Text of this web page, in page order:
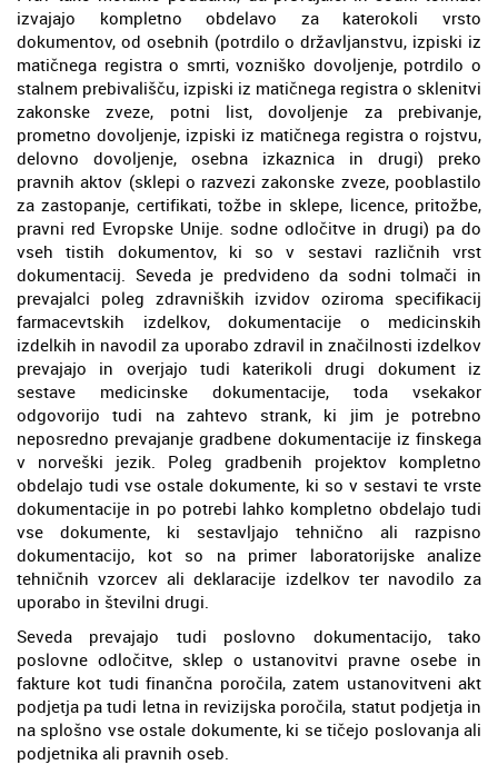
izvajajo kompletno obdelavo za katerokoli vrsto
dokumentov, od osebnih (potrdilo o državljanstvu, izpiski iz
matičnega registra o smrti, vozniško dovoljenje, potrdilo o
stalnem prebivališču, izpiski iz matičnega registra o sklenitvi
zakonske zveze, potni list, dovoljenje za prebivanje,
prometno dovoljenje, izpiski iz matičnega registra o rojstvu,
delovno dovoljenje, osebna izkaznica in drugi) preko
pravnih aktov (sklepi o razvezi zakonske zveze, pooblastilo
za zastopanje, certifikati, tožbe in sklepe, licence, pritožbe,
pravni red Evropske Unije. sodne odločitve in drugi) pa do
vseh tistih dokumentov, ki so v sestavi različnih vrst
dokumentacij. Seveda je predvideno da sodni tolmači in
prevajalci poleg zdravniških izvidov oziroma specifikacij
farmacevtskih izdelkov, dokumentacije o medicinskih
izdelkih in navodil za uporabo zdravil in značilnosti izdelkov
prevajajo in overjajo tudi katerikoli drugi dokument iz
sestave medicinske dokumentacije, toda vsekakor
odgovorijo tudi na zahtevo strank, ki jim je potrebno
neposredno prevajanje gradbene dokumentacije iz finskega
v norveški jezik. Poleg gradbenih projektov kompletno
obdelajo tudi vse ostale dokumente, ki so v sestavi te vrste
dokumentacije in po potrebi lahko kompletno obdelajo tudi
vse dokumente, ki sestavljajo tehnično ali razpisno
dokumentacijo, kot so na primer laboratorijske analize
tehničnih vzorcev ali deklaracije izdelkov ter navodilo za
uporabo in številni drugi.
Seveda prevajajo tudi poslovno dokumentacijo, tako
poslovne odločitve, sklep o ustanovitvi pravne osebe in
fakture kot tudi finančna poročila, zatem ustanovitveni akt
podjetja pa tudi letna in revizijska poročila, statut podjetja in
na splošno vse ostale dokumente, ki se tičejo poslovanja ali
podjetnika ali pravnih oseb.